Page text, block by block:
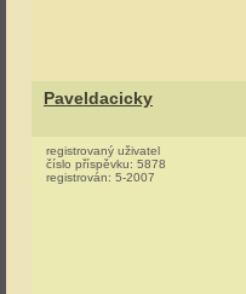
Paveldacicky
registrovaný uživatel
číslo příspěvku: 5878
registrován: 5-2007